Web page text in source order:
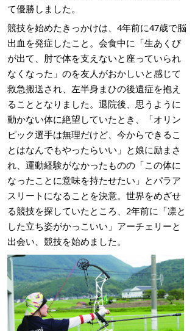
て優勝しました。
競技を始めたきっかけは、4年前に47歳で脳
出血を発症したこと。会食中に「生あくび
が出て、肘で体を支えないと座っていられ
なくなった」のを友人がおかしいと感じて
救急搬送され、左半身まひの後遺症を抱え
ることとなりました。退院後、思うように
動かない体に絶望していたとき、「オリン
ピック選手は無理だけど、今からできるこ
とはなんでもやったらいい」と娘に励まさ
れ、運動経験がなかったものの「この体に
なったことに意味を持たせたい」とパラア
スリートになることを決意。世界をめざせ
る競技を探していたところ、2年前に「凛と
した立ち姿がかっこいい」アーチェリーと
出会い、競技を始めました。